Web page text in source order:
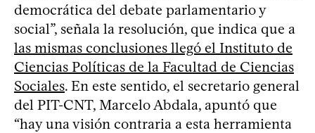
democrática del debate parlamentario y
social”, señala la resolución, que indica que a
las mismas conclusiones llegó el Instituto de
Ciencias Políticas de la Facultad de Ciencias
Sociales. En este sentido, el secretario general
del PIT-CNT, Marcelo Abdala, apuntó que
“hay una visión contraria a esta herramienta